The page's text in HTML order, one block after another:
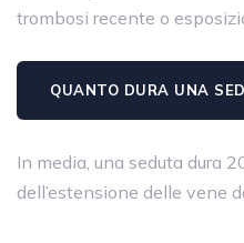
trombosi recente o
QUANTO DURA UNA
In media, una seduta dura
dell’estensione delle vene